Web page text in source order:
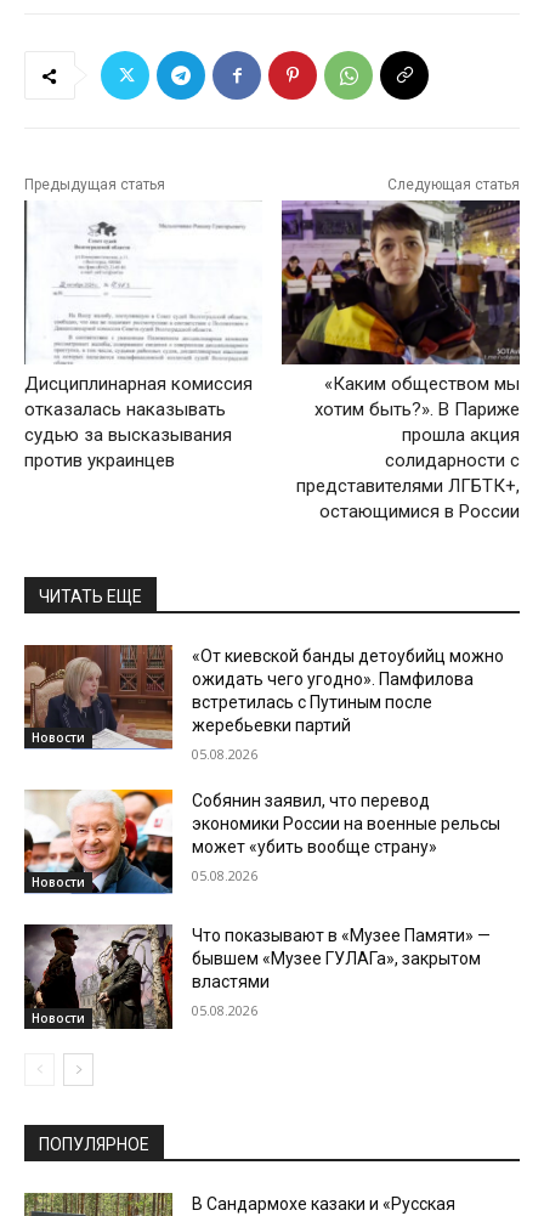
Предыдущая статья
Дисциплинарная комиссия
отказалась наказывать
судью за высказывания
против украинцев
Следующая статья
«Каким обществом мы
хотим быть?». В Париже
прошла акция
солидарности с
представителями ЛГБТК+,
остающимися в России
ЧИТАТЬ ЕЩЕ
Новости
«От киевской банды детоубийц можно
ожидать чего угодно». Памфилова
встретилась с Путиным после
жеребьевки партий
05.08.2026
Новости
Собянин заявил, что перевод
экономики России на военные рельсы
может «убить вообще страну»
05.08.2026
Новости
Что показывают в «Музее Памяти» —
бывшем «Музее ГУЛАГа», закрытом
властями
05.08.2026
ПОПУЛЯРНОЕ
В Сандармохе казаки и «Русская